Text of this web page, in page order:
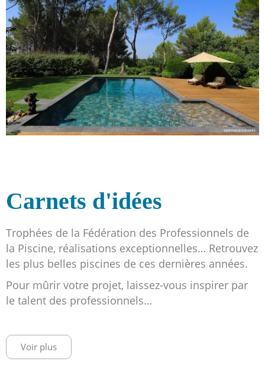
Carnets d'idées
Trophées de la Fédération des Professionnels de
la Piscine, réalisations exceptionnelles… Retrouvez
les plus belles piscines de ces dernières années.
Pour mûrir votre projet, laissez-vous inspirer par
le talent des professionnels…
Voir plus